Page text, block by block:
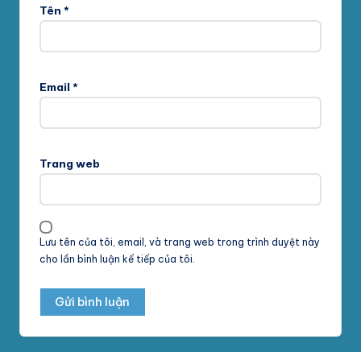
Tên *
Email *
Trang web
Lưu tên của tôi, email, và trang web trong trình duyệt này
cho lần bình luận kế tiếp của tôi.